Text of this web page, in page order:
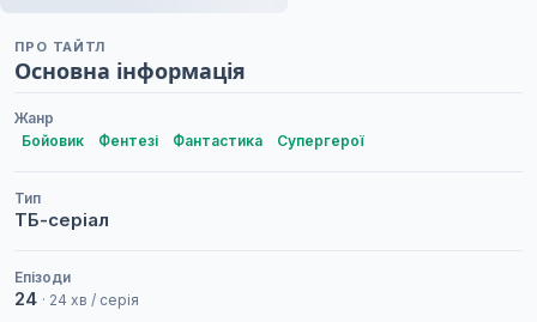
ПРО ТАЙТЛ
Основна інформація
Жанр
Бойовик
Фентезі Фантастика Супергерої
Тип
ТБ-серіал
Епізоди
24 · 24 хв / серія